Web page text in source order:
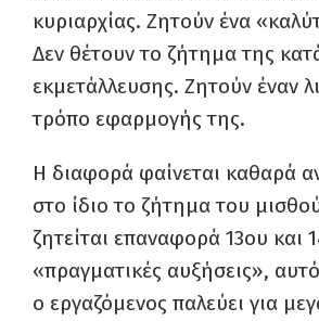
κυριαρχίας. Ζητούν ένα
Δεν θέτουν το ζήτημα της
εκμετάλλευσης. Ζητούν έναν
τρόπο εφαρμογής της.
Η διαφορά φαίνεται καθαρά
στο ίδιο το ζήτημα του
ζητείται επαναφορά 13ου και
«πραγματικές αυξήσεις»,
ο εργαζόμενος παλεύει για